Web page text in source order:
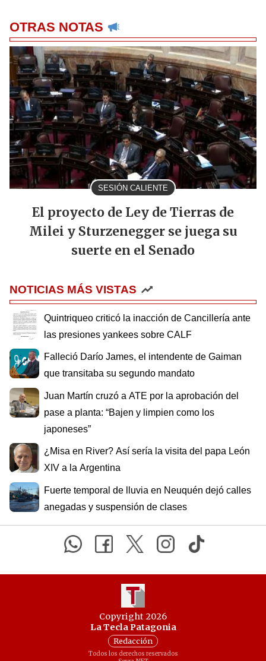
OTRAS NOTAS
SESIÓN CALIENTE
El proyecto de Ley de Tierras de
Milei y Sturzenegger se juega su
suerte en el Senado
NOTICIAS MÁS VISTAS
Quintriqueo criticó la inacción de Cancillería ante
las presiones yankees sobre CALF
Falleció Darío James, el intendente de Gaiman
que transitaba su segundo mandato
Juan Martín cruzó a ATE por la aprobación del
pase a planta: “Bajen y limpien como los
japoneses”
¿Misa en River? Así sería la visita del papa León
XIV a la Argentina
Fuerte temporal de lluvia en Neuquén dejó calles
anegadas y suspensión de clases
Copyright 2026
La Tecla Patagonia
Redacción
Todos los derechos reservados